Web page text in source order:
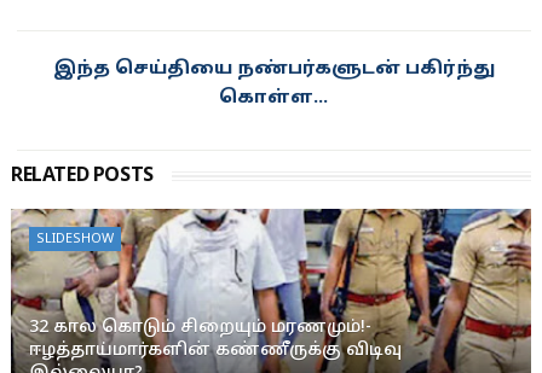
RELATED POSTS
SLIDESHOW
32 கால கொடும் சிறையும் மரணமும்!-
ஈழத்தாய்மார்களின் கண்ணீருக்கு விடிவு